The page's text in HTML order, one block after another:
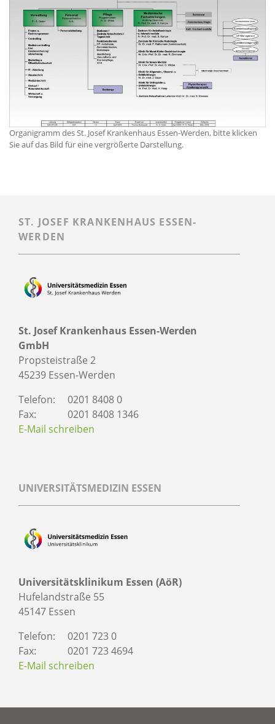
Organigramm des St. Josef Krankenhaus Essen-Werden, bitte klicken
Sie auf das Bild für eine vergrößerte Darstellung.
ST. JOSEF KRANKENHAUS ESSEN-
WERDEN
St. Josef Krankenhaus Essen-Werden
GmbH
Propsteistraße 2
45239 Essen-Werden
Telefon:
0201 8408 0
Fax:
0201 8408 1346
E-Mail schreiben
UNIVERSITÄTSMEDIZIN ESSEN
Universitätsklinikum Essen (AöR)
Hufelandstraße 55
45147 Essen
Telefon:
0201 723 0
Fax:
0201 723 4694
E-Mail schreiben